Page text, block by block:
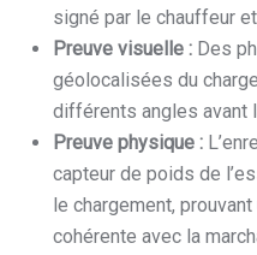
signé par le chauffeur
Preuve visuelle : Des
géolocalisées du
différents angles avant
Preuve physique :
capteur de poids de
le chargement,
cohérente avec la